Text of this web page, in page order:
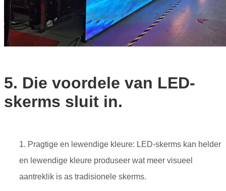
5. Die voordele van LED-
skerms sluit in.
1. Pragtige en lewendige kleure: LED-skerms kan helder
en lewendige kleure produseer wat meer visueel
aantreklik is as tradisionele skerms.